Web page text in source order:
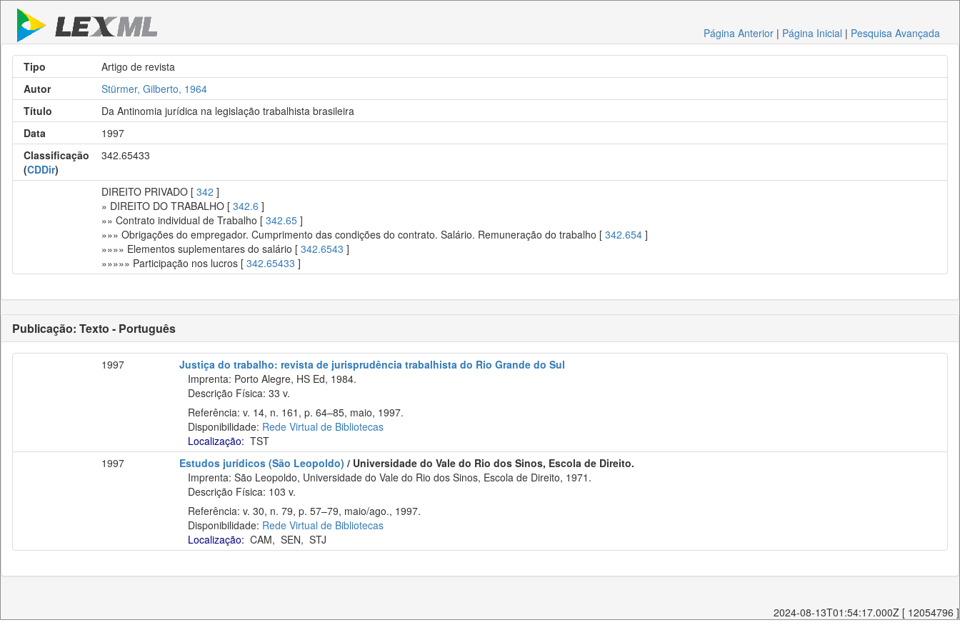
Página Anterior | Página Inicial | Pesquisa Avançada
Tipo
Artigo de revista
Autor
Stürmer, Gilberto, 1964
Título
Da Antinomia jurídica na legislação trabalhista brasileira
Data
1997
Classificação
(CDDir)
342.65433
DIREITO PRIVADO [ 342 ]
» DIREITO DO TRABALHO [ 342.6 ]
»» Contrato individual de Trabalho [ 342.65 ]
»»» Obrigações do empregador. Cumprimento das condições do contrato. Salário. Remuneração do trabalho [ 342.654 ]
»»»» Elementos suplementares do salário [ 342.6543 ]
»»»»» Participação nos lucros [ 342.65433 ]
Publicação: Texto - Português
1997
Justiça do trabalho: revista de jurisprudência trabalhista do Rio Grande do Sul
Imprenta: Porto Alegre, HS Ed, 1984.
Descrição Física: 33 v.
Referência: v. 14, n. 161, p. 64–85, maio, 1997.
Disponibilidade: Rede Virtual de Bibliotecas
Localização: TST
1997
Estudos jurídicos (São Leopoldo) / Universidade do Vale do Rio dos Sinos, Escola de Direito.
Imprenta: São Leopoldo, Universidade do Vale do Rio dos Sinos, Escola de Direito, 1971.
Descrição Física: 103 v.
Referência: v. 30, n. 79, p. 57–79, maio/ago., 1997.
Disponibilidade: Rede Virtual de Bibliotecas
Localização: CAM, SEN, STJ
2024-08-13T01:54:17.000Z [ 12054796 ]